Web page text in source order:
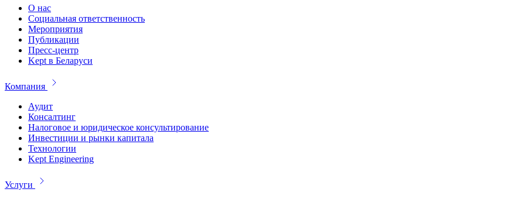
О нас
Социальная ответственность
Мероприятия
Публикации
Пресс-центр
Kept в Беларуси
Компания
Аудит
Консалтинг
Налоговое и юридическое консультирование
Инвестиции и рынки капитала
Технологии
Kept Engineering
Услуги